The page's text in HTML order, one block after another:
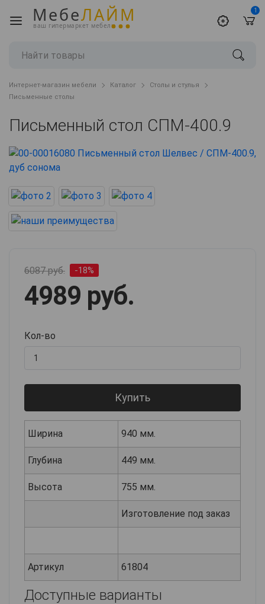
МебеЛАЙМ
ваш гипермаркет мебели
1
Интернет-магазин мебели Каталог
Столы и стулья
Письменные столы
Письменный стол СПМ-400.9
6087 руб. -18%
4989 руб.
Кол-во
Купить
Ширина 940 мм.
Глубина 449 мм.
Высота 755 мм.
Изготовление под заказ
Артикул 61804
Доступные варианты